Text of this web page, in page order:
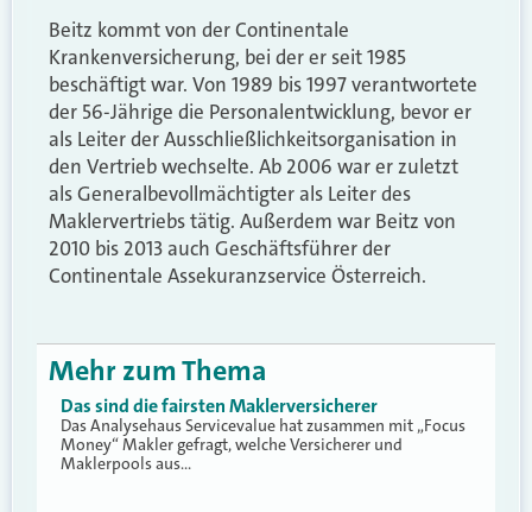
Beitz kommt von der Continentale
Krankenversicherung, bei der er seit 1985
beschäftigt war. Von 1989 bis 1997 verantwortete
der 56-Jährige die Personalentwicklung, bevor er
als Leiter der Ausschließlichkeitsorganisation in
den Vertrieb wechselte. Ab 2006 war er zuletzt
als Generalbevollmächtigter als Leiter des
Maklervertriebs tätig. Außerdem war Beitz von
2010 bis 2013 auch Geschäftsführer der
Continentale Assekuranzservice Österreich.
Mehr zum Thema
Das sind die fairsten Maklerversicherer
Das Analysehaus Servicevalue hat zusammen mit „Focus
Money“ Makler gefragt, welche Versicherer und
Maklerpools aus…